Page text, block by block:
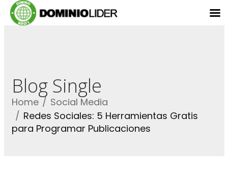
Blog Single
Home
Social Media
Redes Sociales: 5 Herramientas Gratis
para Programar Publicaciones